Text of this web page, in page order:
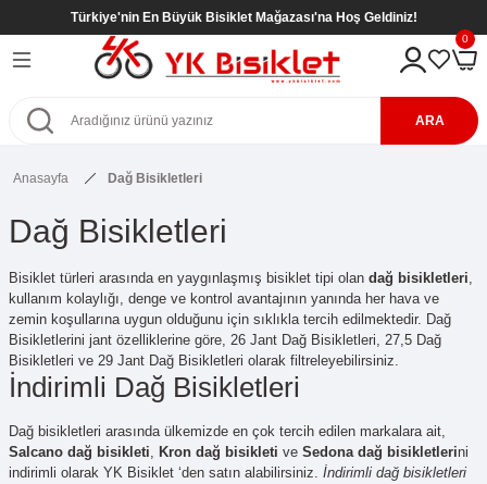
Türkiye'nin En Büyük Bisiklet Mağazası'na Hoş Geldiniz!
Geri Dön
( 8- 12 Yaş )
Geri Dön
( 8- 12 Yaş )
Geri Dön
( 8- 12 Yaş )
Geri Dön
ARA
0
Anasayfa Dağ Bisikletleri
Dağ Bisikletleri
Bisiklet türleri arasında en yaygınlaşmış bisiklet tipi olan dağ bisikletleri,
kullanım kolaylığı, denge ve kontrol avantajının yanında her hava ve
zemin koşullarına uygun olduğunu için sıklıkla tercih edilmektedir. Dağ
Bisikletlerini jant özelliklerine göre, 26 Jant Dağ Bisikletleri, 27,5 Dağ
Bisikletleri ve 29 Jant Dağ Bisikletleri olarak filtreleyebilirsiniz.
İndirimli Dağ Bisikletleri
Dağ bisikletleri arasında ülkemizde en çok tercih edilen markalara ait,
Salcano dağ bisikleti, Kron dağ bisikleti ve Sedona dağ bisikletlerini
indirimli olarak YK Bisiklet ‘den satın alabilirsiniz. İndirimli dağ bisikletleri